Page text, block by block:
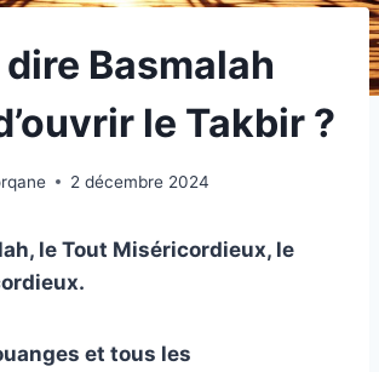
Basmalah
le Takbir ?
2 décembre 2024
le Tout Miséricordieux, le
et tous les